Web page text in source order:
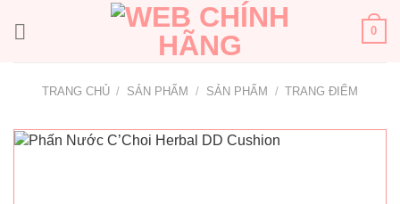
qua
0
TRANG CHỦ / SẢN PHẨM / SẢN PHẨM / TRANG ĐIỂM